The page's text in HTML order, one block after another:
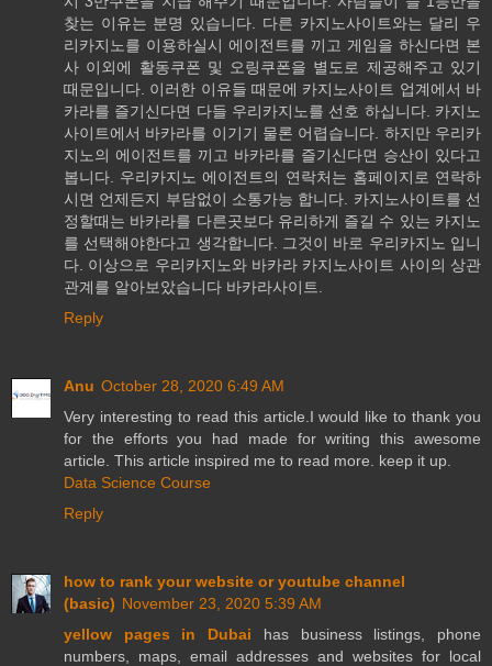
찾는 이유는 분명 있습니다. 다른 카지노사이트와는 달리 우
리카지노를 이용하실시 에이전트를 끼고 게임을 하신다면 본
사 이외에 활동쿠폰 및 오링쿠폰을 별도로 제공해주고 있기
때문입니다. 이러한 이유들 때문에 카지노사이트 업계에서 바
카라를 즐기신다면 다들 우리카지노를 선호 하십니다. 카지노
사이트에서 바카라를 이기기 물론 어렵습니다. 하지만 우리카
지노의 에이전트를 끼고 바카라를 즐기신다면 승산이 있다고
봅니다. 우리카지노 에이전트의 연락처는 홈페이지로 연락하
시면 언제든지 부담없이 소통가능 합니다. 카지노사이트를 선
정할때는 바카라를 다른곳보다 유리하게 즐길 수 있는 카지노
를 선택해야한다고 생각합니다. 그것이 바로 우리카지노 입니
다. 이상으로 우리카지노와 바카라 카지노사이트 사이의 상관
관계를 알아보았습니다 바카라사이트.
Reply
Anu October 28, 2020 6:49 AM
Very interesting to read this article.I would like to thank you
for the efforts you had made for writing this awesome
article. This article inspired me to read more. keep it up.
Data Science Course
Reply
how to rank your website or youtube channel
(basic) November 23, 2020 5:39 AM
yellow pages in Dubai has business listings, phone
numbers, maps, email addresses and websites for local